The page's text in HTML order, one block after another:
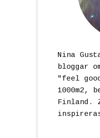
Nina
bloggar
"feel
1000m2,
Finland.